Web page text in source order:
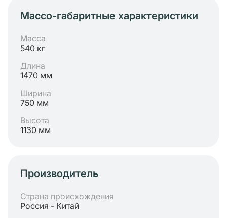
Массо-габаритные характеристики
Масса
540 кг
Длина
1470 мм
Ширина
750 мм
Высота
1130 мм
Производитель
Страна происхождения
Россия - Китай